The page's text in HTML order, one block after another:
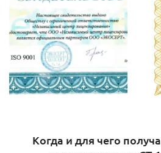
Когда и для чего